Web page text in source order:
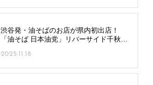
渋谷発・油そばのお店が県内初出店！
「油そば 日本油党」リバーサイド千秋に
2025.11.18